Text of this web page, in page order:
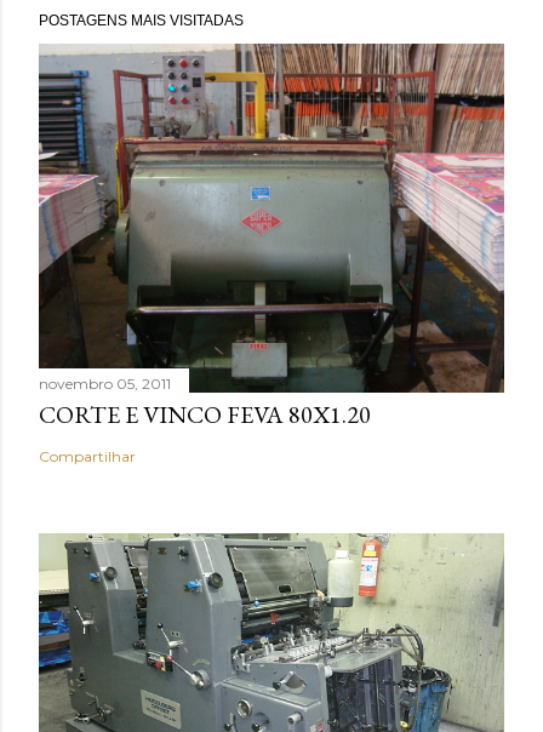
POSTAGENS MAIS VISITADAS
novembro 05, 2011
CORTE E VINCO FEVA 80X1.20
Compartilhar